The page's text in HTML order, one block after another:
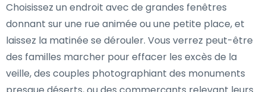
Choisissez un endroit avec de grandes fenêtres
donnant sur une rue animée ou une petite place, et
laissez la matinée se dérouler. Vous verrez peut-être
des familles marcher pour effacer les excès de la
veille, des couples photographiant des monuments